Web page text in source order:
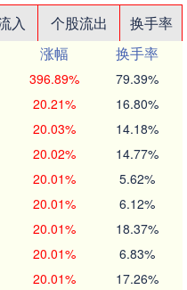
入 个股流出
换手率
涨幅
换手率
396.89% 79.39%
20.21% 16.80%
20.03% 14.18%
20.02% 14.77%
20.01% 5.62%
20.01% 6.12%
20.01% 18.37%
20.01% 6.83%
20.01% 17.26%